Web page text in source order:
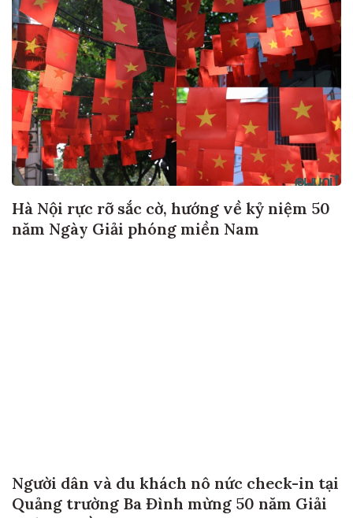
Hà Nội rực rỡ sắc cờ, hướng về kỷ niệm 50
năm Ngày Giải phóng miền Nam
Người dân và du khách nô nức check-in tại
Quảng trường Ba Đình mừng 50 năm Giải